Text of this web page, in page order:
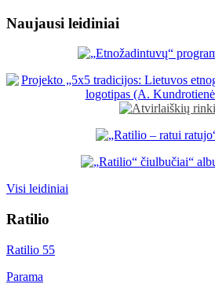
Naujausi leidiniai
Visi leidiniai
Ratilio
Ratilio 55
Parama